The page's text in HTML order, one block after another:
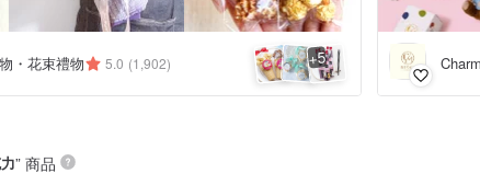
・花束禮物 5.0 (1,902) +5
” 商品